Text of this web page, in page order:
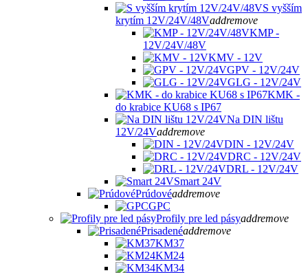
S vyšším
krytím 12V/24V/48Vaddremove
KMP -
12V/24V/48V
KMV - 12V
GPV - 12V/24V
GLG - 12V/24V
KMK -
do krabice KU68 s IP67
Na DIN lištu
12V/24Vaddremove
DIN - 12V/24V
DRC - 12V/24V
DRL - 12V/24V
Smart 24V
Prúdovéaddremove
GPC
Profily pre led pásyaddremove
Prisadenéaddremove
KM37
KM24
KM34